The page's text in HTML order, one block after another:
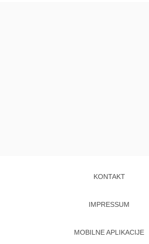
KONTAKT
IMPRESSUM
MOBILNE APLIKACIJE